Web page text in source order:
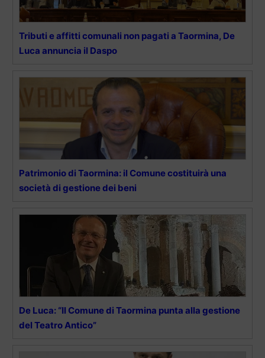
Tributi e affitti comunali non pagati a Taormina, De
Luca annuncia il Daspo
Patrimonio di Taormina: il Comune costituirà una
società di gestione dei beni
De Luca: “Il Comune di Taormina punta alla gestione
del Teatro Antico”